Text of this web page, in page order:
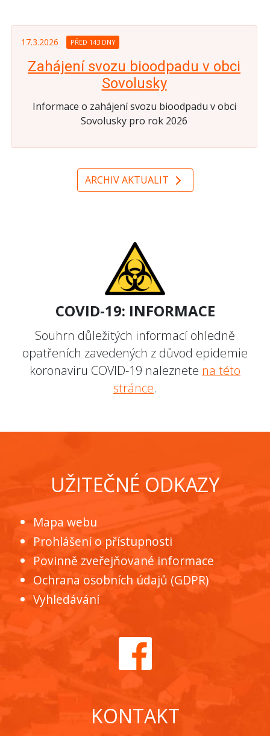
17.3.2026 PŘED 143 DNY
Zahájení svozu bioodpadu v obci
Sovolusky
Informace o zahájení svozu bioodpadu v obci
Sovolusky pro rok 2026
ARCHIV AKTUALIT
COVID-19: INFORMACE
Souhrn důležitých informací ohledně
opatřeních zavedených z důvod epidemie
koronaviru COVID-19 naleznete na této
stránce.
UŽITEČNÉ ODKAZY
Mapa webu
Prohlášení o přístupnosti
Povinně zveřejňované informace
Ochrana osobních údajů (GDPR)
Vyhledávání
KONTAKT